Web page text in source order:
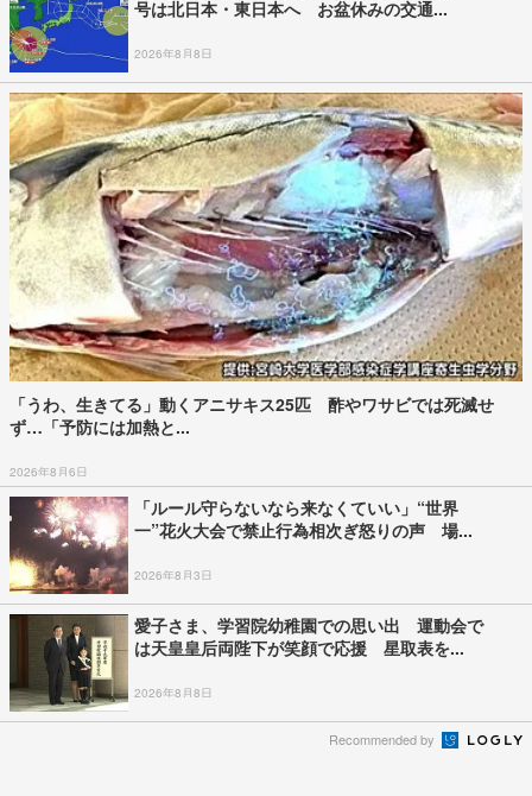
号は北日本・東日本へ お盆休みの交通...
2026年8月8日
「うわ、生きてる」動くアニサキス25匹 酢やワサビでは死滅せ
ず…「予防には加熱と...
2026年8月6日
「ルール守らないなら来なくていい」“世界
一”花火大会で禁止行為相次ぎ怒りの声 場...
2026年8月3日
愛子さま、学習院幼稚園での思い出 運動会で
は天皇皇后両陛下が笑顔で応援 星取表を...
2026年8月8日
Recommended by